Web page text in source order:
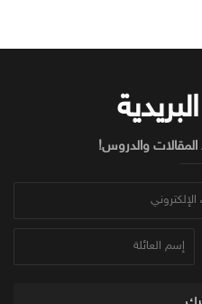
والدروس!
العائلة